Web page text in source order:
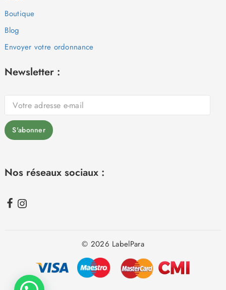
Boutique
Blog
Envoyer votre ordonnance
Newsletter :
Nos réseaux sociaux :
© 2026 LabelPara